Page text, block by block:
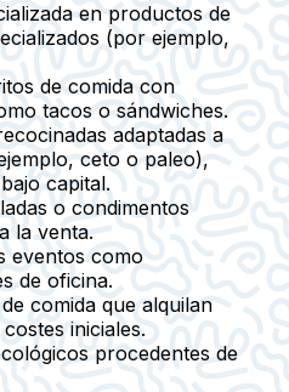
en productos de
(por ejemplo,
de comida con
tacos o sándwiches.
adaptadas a
ceto o paleo),
capital.
o condimentos
la venta.
eventos como
de oficina.
comida que alquilan
iniciales.
procedentes de